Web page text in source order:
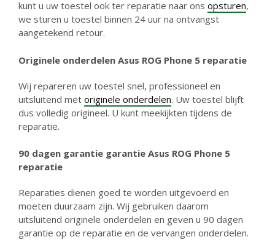
kunt u uw toestel ook ter reparatie naar ons opsturen,
we sturen u toestel binnen 24 uur na ontvangst
aangetekend retour.
Originele onderdelen Asus ROG Phone 5 reparatie
Wij repareren uw toestel snel, professioneel en
uitsluitend met originele onderdelen. Uw toestel blijft
dus volledig origineel. U kunt meekijkten tijdens de
reparatie.
90 dagen garantie garantie Asus ROG Phone 5
reparatie
Reparaties dienen goed te worden uitgevoerd en
moeten duurzaam zijn. Wij gebruiken daarom
uitsluitend originele onderdelen en geven u 90 dagen
garantie op de reparatie en de vervangen onderdelen.